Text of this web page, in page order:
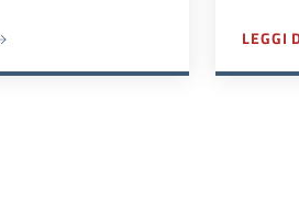
DI CONVOCAZIONE LEGGI